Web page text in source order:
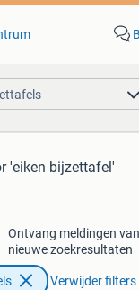
'eiken bijzettafel'
Ontvang meldingen van
nieuwe zoekresultaten
Verwijder filters